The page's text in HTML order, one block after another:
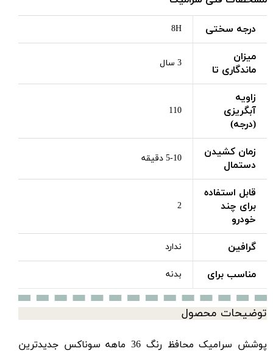
درجه سختی 8H
میزان
ماندگاری تا
3 سال
زاویه
آبگریزی
(درجه)
110
زمان کشیدن
دستمال
5-10 دقیقه
قابل استفاده
برای چند
خودرو
2
گرافین ندارد
مناسب برای بدنه
توضیحات محصول
پوشش سرامیک محافظ رنگ 36 ماهه سوناکس جدیدترین